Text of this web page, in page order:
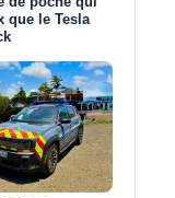
que le Tesla